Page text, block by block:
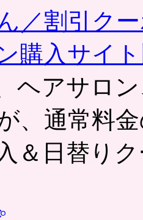
／割引ク
購入サイ
ヘアサロ
、通常料
＆日替り